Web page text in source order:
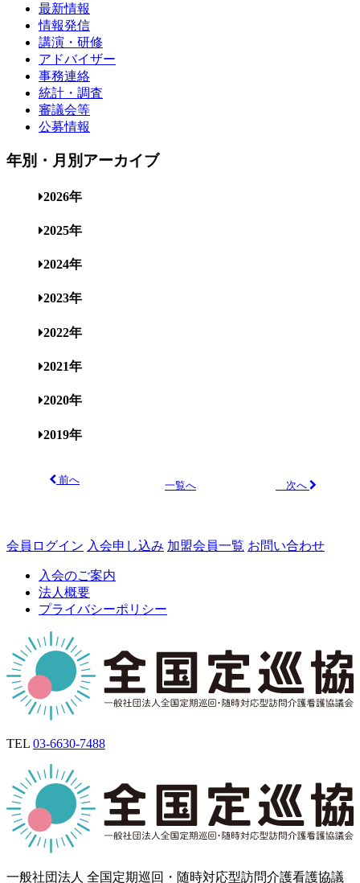
最新情報
情報発信
講演・研修
アドバイザー
事務連絡
統計・調査
審議会等
公募情報
年別・月別アーカイブ
2026年
2025年
2024年
2023年
2022年
2021年
2020年
2019年
前へ
一覧へ 次へ
会員ログイン 入会申し込み 加盟会員一覧 お問い合わせ
入会のご案内
法人概要
プライバシーポリシー
TEL 03-6630-7488
一般社団法人 全国定期巡回・随時対応型訪問介護看護協議